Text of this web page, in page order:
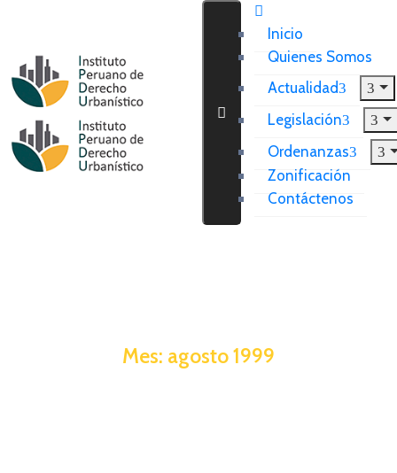
Inicio
Quienes Somos
Actualidad
Legislación
Ordenanzas
Zonificación
Contáctenos
Mes: agosto 1999